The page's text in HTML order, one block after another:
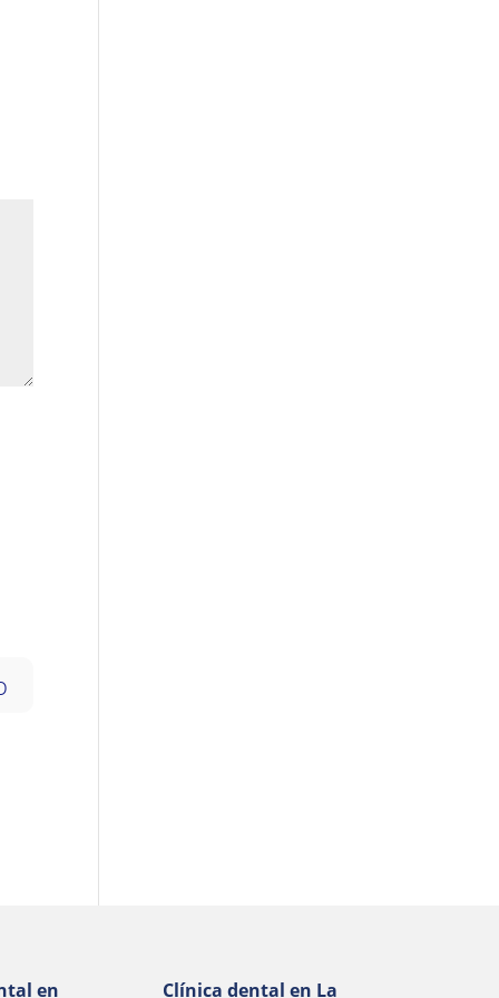
en Clínica dental en La